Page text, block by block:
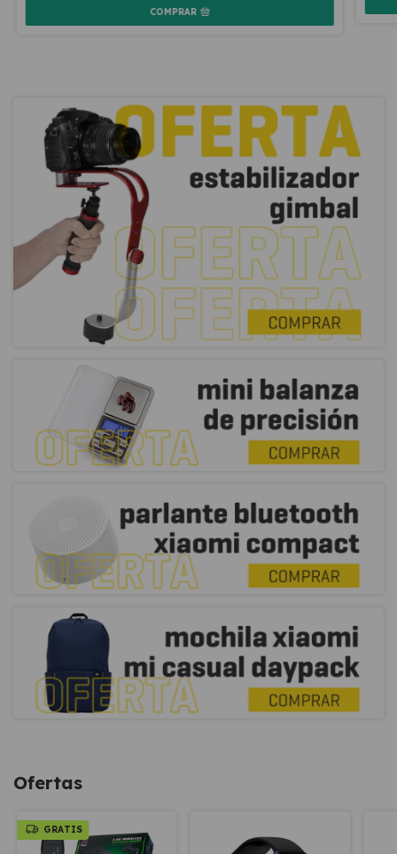
COMPRAR
Ofertas
GRATIS